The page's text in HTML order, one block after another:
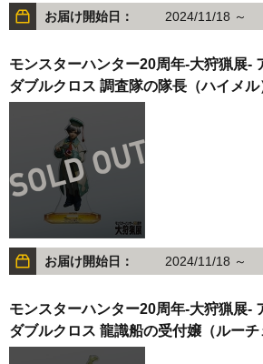
お届け開始日： 2024/11/18 ～
モンスターハンター20周年-大狩猟展-
ダブルクロス 調査隊の隊長（ハイメル
お届け開始日： 2024/11/18 ～
モンスターハンター20周年-大狩猟展-
ダブルクロス 龍識船の受付嬢（ルーチ